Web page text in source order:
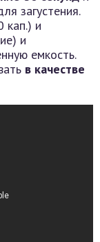
загустения.
кап.) и
и
емкость.
в качестве